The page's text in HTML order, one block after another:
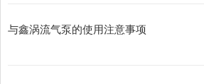
与鑫涡流气泵的使用注意事项